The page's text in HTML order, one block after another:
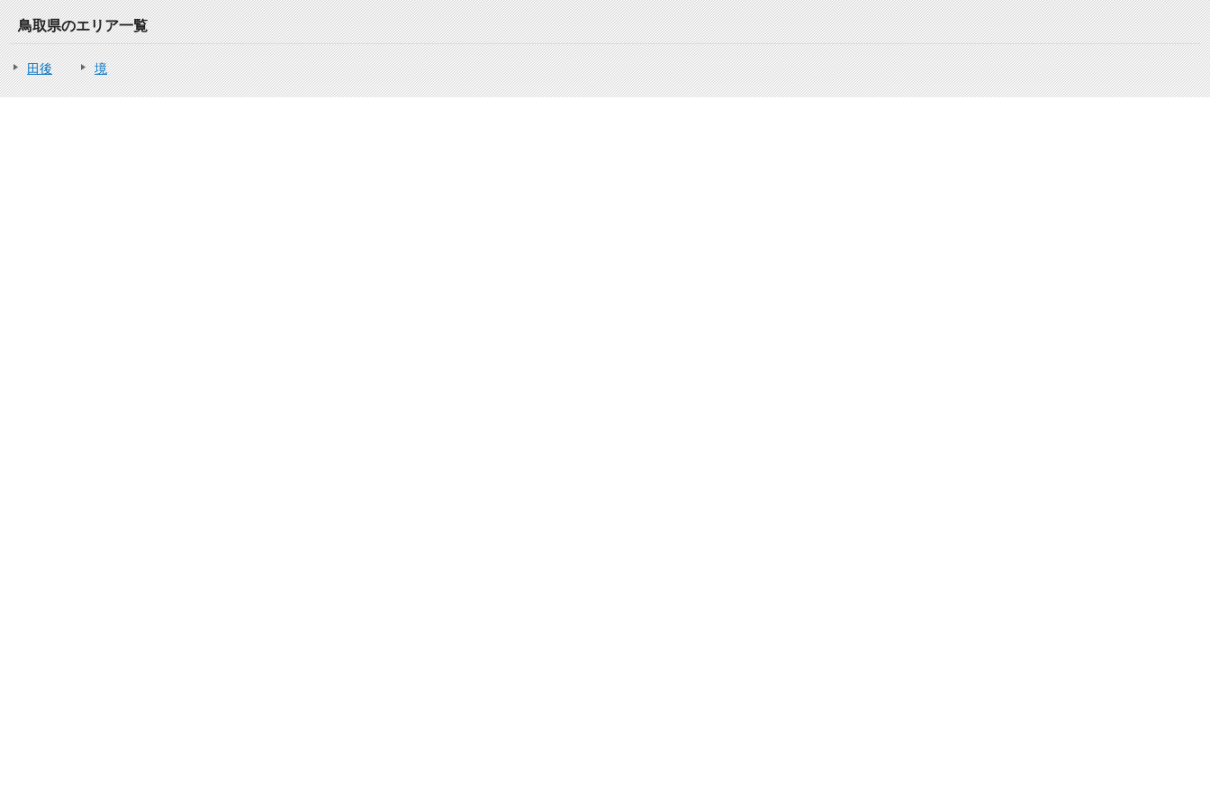
鳥取県のエリア一覧
田後 境